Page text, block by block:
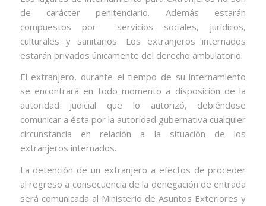
de carácter penitenciario. Además estarán
compuestos por
servicios sociales, jurídicos,
culturales y sanitarios. Los extranjeros internados
estarán privados únicamente del derecho ambulatorio.
El extranjero, durante el tiempo de su internamiento
se encontrará en todo momento a disposición de la
autoridad judicial que lo autorizó, debiéndose
comunicar a ésta por la autoridad gubernativa cualquier
circunstancia en relación a la situación de los
extranjeros internados.
La detención de un extranjero a efectos de proceder
al regreso a consecuencia de la denegación de entrada
será comunicada al Ministerio de Asuntos Exteriores y